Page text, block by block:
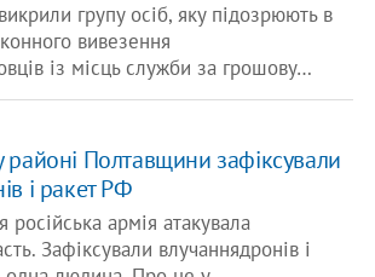
групу осіб, яку підозрюють в
вивезення
із місць служби за грошову…
Полтавщини зафіксували
і ракет РФ
російська армія атакувала
Зафіксували влучаннядронів і